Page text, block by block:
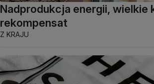
Nadprodukcja energii, wielkie
rekompensat
Z KRAJU